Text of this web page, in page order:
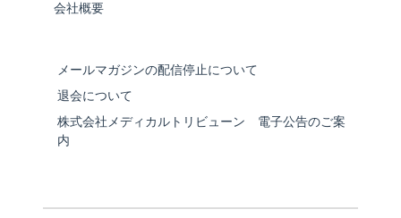
会社概要
メールマガジンの配信停止について
退会について
株式会社メディカルトリビューン 電子公告のご案
内